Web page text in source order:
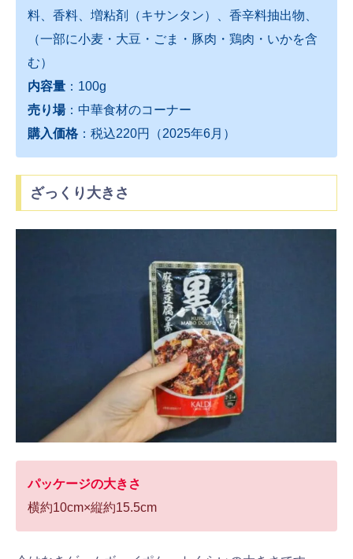
料、香料、増粘剤（キサンタン）、香辛料抽出物、
（一部に小麦・大豆・ごま・豚肉・鶏肉・いかを含
む）
内容量 ：100g
売り場：中華食材のコーナー
購入価格 ：税込220円（2025年6月）
ざっくり大きさ
パッケージの大きさ
横約10cm×縦約15.5cm